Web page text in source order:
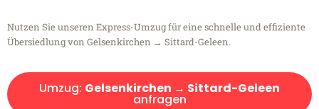
Nutzen Sie unseren Express-Umzug für eine schnelle und effiziente
Übersiedlung von Gelsenkirchen → Sittard-Geleen.
Umzug: Gelsenkirchen → Sittard-Geleen
anfragen